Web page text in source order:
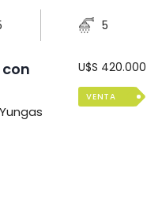
5
U$S 420.000
VENTA